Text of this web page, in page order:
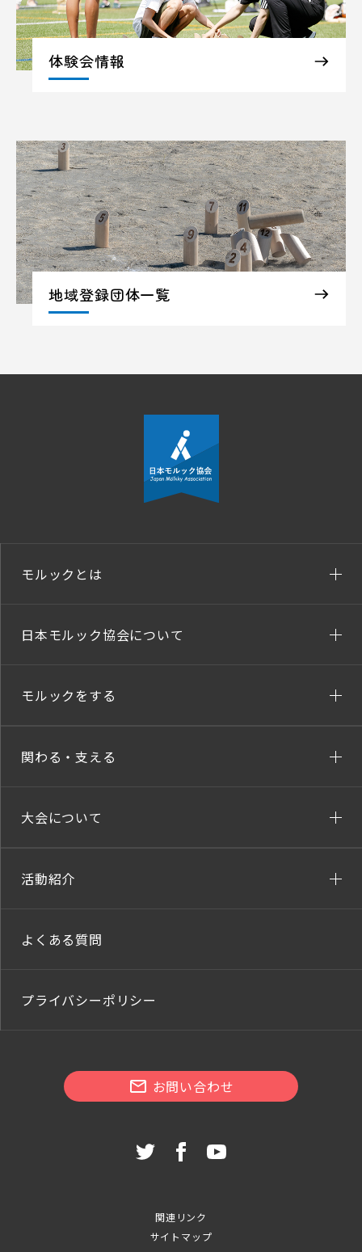
体験会情報
地域登録団体一覧
モルックとは
日本モルック協会について
モルックをする
関わる・支える
大会について
活動紹介
よくある質問
プライバシーポリシー
お問い合わせ
関連リンク
サイトマップ